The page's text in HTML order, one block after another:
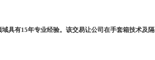
域具有15年专业经验。该交易让公司在手套箱技术及隔